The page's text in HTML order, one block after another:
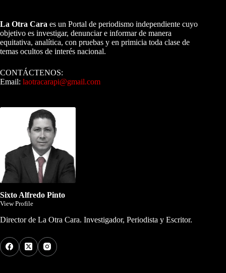
La Otra Cara es un Portal de periodismo independiente cuyo
objetivo es investigar, denunciar e informar de manera
equitativa, analítica, con pruebas y en primicia toda clase de
temas ocultos de interés nacional.
CONTÁCTENOS:
Email: laotracarapi@gmail.com
Sixto Alfredo Pinto
View Profile
Director de La Otra Cara. Investigador, Periodista y Escritor.